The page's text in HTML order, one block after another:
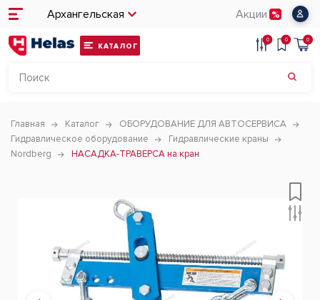
Архангельская Акции
КАТАЛОГ
0 0 0
Главная Каталог
ОБОРУДОВАНИЕ ДЛЯ АВТОСЕРВИСА
Гидравлическое оборудование
Гидравлические краны
Nordberg
НАСАДКА-ТРАВЕРСА на кран